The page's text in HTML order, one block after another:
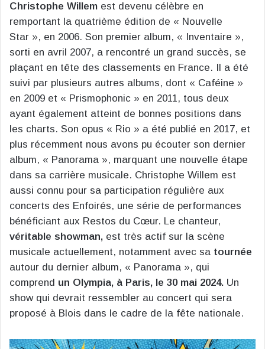
Christophe Willem est devenu célèbre en
remportant la quatrième édition de « Nouvelle
Star », en 2006. Son premier album, « Inventaire »,
sorti en avril 2007, a rencontré un grand succès, se
plaçant en tête des classements en France. Il a été
suivi par plusieurs autres albums, dont « Caféine »
en 2009 et « Prismophonic » en 2011, tous deux
ayant également atteint de bonnes positions dans
les charts. Son opus « Rio » a été publié en 2017, et
plus récemment nous avons pu écouter son dernier
album, « Panorama », marquant une nouvelle étape
dans sa carrière musicale. Christophe Willem est
aussi connu pour sa participation régulière aux
concerts des Enfoirés, une série de performances
bénéficiant aux Restos du Cœur. Le chanteur,
véritable showman, est très actif sur la scène
musicale actuellement, notamment avec sa tournée
autour du dernier album, « Panorama », qui
comprend un Olympia, à Paris, le 30 mai 2024. Un
show qui devrait ressembler au concert qui sera
proposé à Blois dans le cadre de la fête nationale.